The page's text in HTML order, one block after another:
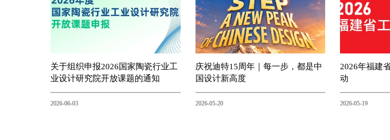
关于组织申报2026国家陶瓷行业工
业设计研究院开放课题的通知
2026-06-03
庆祝迪特15周年｜每一步，都是中
国设计新高度
2026-05-20
2026年福建
动
2026-05-19